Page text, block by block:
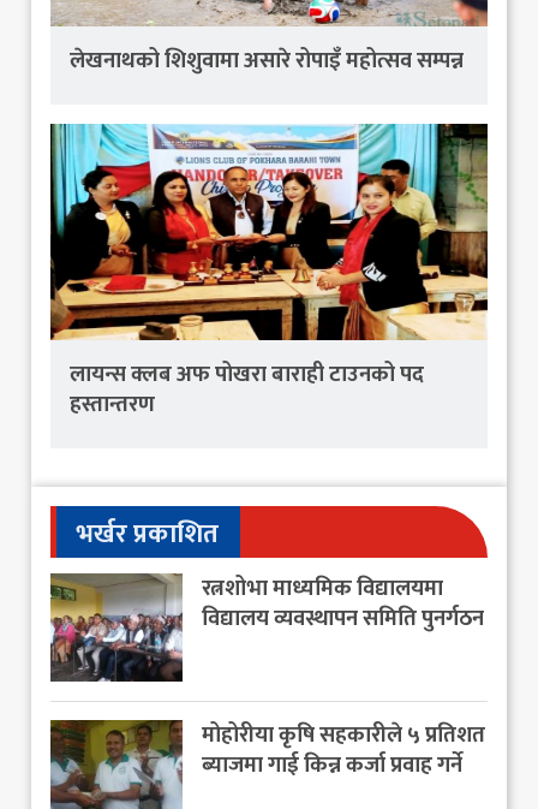
लेखनाथको शिशुवामा असारे रोपाइँ महोत्सव सम्पन्न
लायन्स क्लब अफ पोखरा बाराही टाउनको पद
हस्तान्तरण
भर्खर प्रकाशित
रत्नशोभा माध्यमिक विद्यालयमा
विद्यालय व्यवस्थापन समिति पुनर्गठन
मोहोरीया कृषि सहकारीले ५ प्रतिशत
ब्याजमा गाई किन्न कर्जा प्रवाह गर्ने